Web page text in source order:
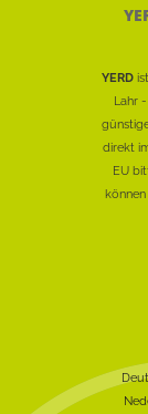
YERD
Lahr
direkt
EU